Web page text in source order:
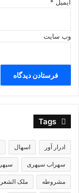
ایمیل *
وب‌ سایت
Tags
ادرار آور اسهال
سهراب سپهری
مشروطه ملک